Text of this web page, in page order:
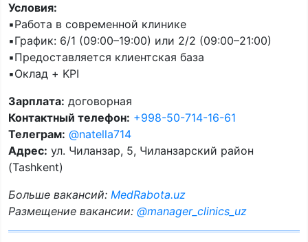
Условия:
▪️Работа в современной клинике
▪️График: 6/1 (09:00–19:00) или 2/2 (09:00–21:00)
▪️Предоставляется клиентская база
▪️Оклад + KPI
Зарплата: договорная
Контактный телефон: +998-50-714-16-61
Телеграм: @natella714
Адрес: ул. Чиланзар, 5, Чиланзарский район
(Tashkent)
Больше вакансий: MedRabota.uz
Размещение вакансии: @manager_clinics_uz